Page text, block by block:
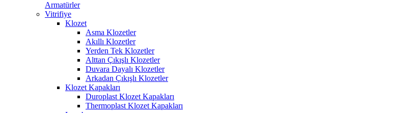
Armatürler
Vitrifiye
Klozet
Asma Klozetler
Akıllı Klozetler
Yerden Tek Klozetler
Alttan Çıkışlı Klozetler
Duvara Dayalı Klozetler
Arkadan Çıkışlı Klozetler
Klozet Kapakları
Duroplast Klozet Kapakları
Thermoplast Klozet Kapakları